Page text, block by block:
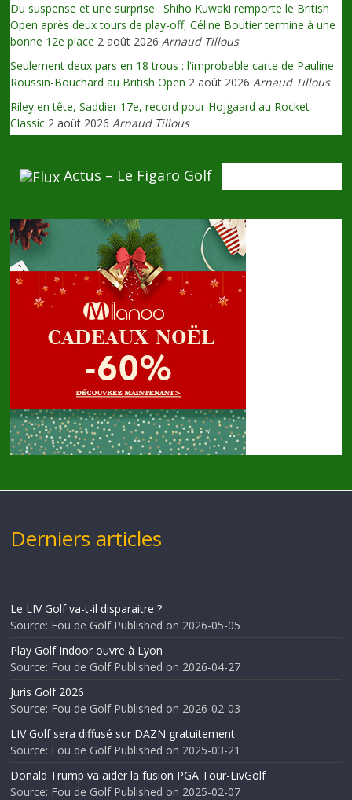
Du suspense et une surprise : Shiho Kuwaki remporte le British
Open après deux tours de play-off, Céline Boutier termine à une
bonne 12e place 2 août 2026 Arnaud Tillous
Seulement deux pars en 18 trous : l'improbable carte de Pauline
Roussin-Bouchard au British Open 2 août 2026 Arnaud Tillous
Riley en tête, Saddier 17e, record pour Hojgaard au Rocket
Classic 2 août 2026 Arnaud Tillous
Actus – Le Figaro Golf
Derniers articles
Le LIV Golf va-t-il disparaitre ?
Source: Fou de Golf Published on 2026-05-05
Play Golf Indoor ouvre à Lyon
Source: Fou de Golf Published on 2026-04-27
Juris Golf 2026
Source: Fou de Golf Published on 2026-02-03
LIV Golf sera diffusé sur DAZN gratuitement
Source: Fou de Golf Published on 2025-03-21
Donald Trump va aider la fusion PGA Tour-LivGolf
Source: Fou de Golf Published on 2025-02-07